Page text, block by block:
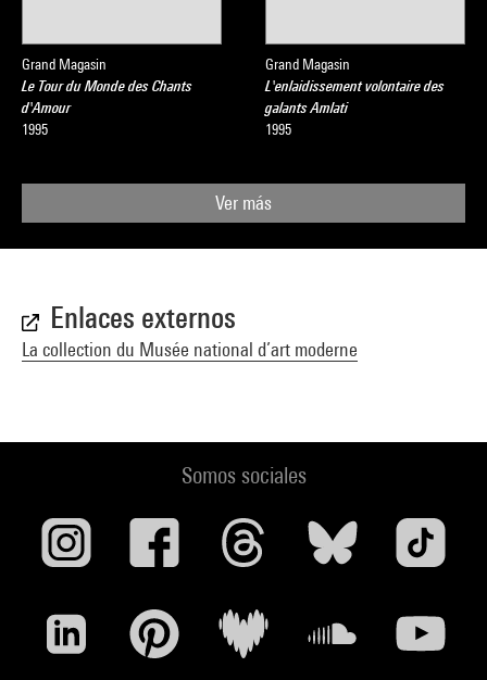
Grand Magasin
Le Tour du Monde des Chants
d'Amour
1995
Grand Magasin
L'enlaidissement volontaire des
galants Amlati
1995
Ver más
Enlaces externos
La collection du Musée national d’art moderne
Somos sociales